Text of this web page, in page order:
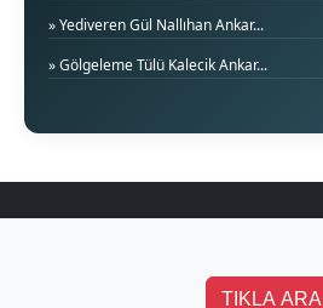
» Yediveren Gül Nallıhan Ankar...
» Gölgeleme Tülü Kalecik Ankar...
TIKLA ARA